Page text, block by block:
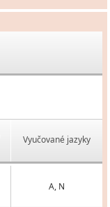
Vyučované jazyky
A, N